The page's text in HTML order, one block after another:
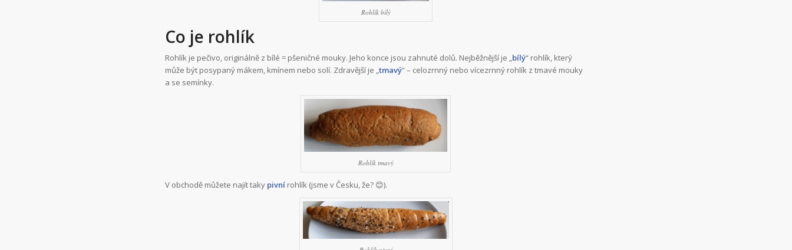
Rohlík bílý
Co je rohlík
Rohlík je pečivo, originálně z bílé = pšeničné mouky. Jeho konce jsou zahnuté dolů. Nejběžnější je „bílý“ rohlík, který
může být posypaný mákem, kmínem nebo solí. Zdravější je „tmavý“ – celozrnný nebo vícezrnný rohlík z tmavé mouky
a se semínky.
Rohlík tmavý
V obchodě můžete najít taky pivní rohlík (jsme v Česku, že? 😊).